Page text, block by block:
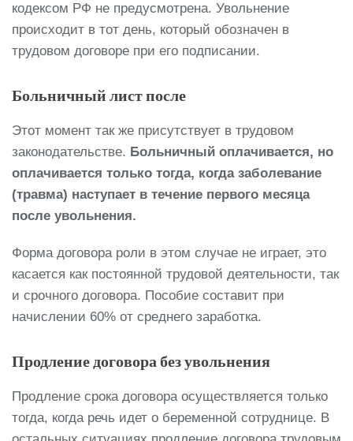
кодексом РФ не предусмотрена. Увольнение
происходит в тот день, который обозначен в
трудовом договоре при его подписании.
Больничный лист после
Этот момент так же присутствует в трудовом
законодательстве. Больничный оплачивается, но
оплачивается только тогда, когда заболевание
(травма) наступает в течение первого месяца
после увольнения.
Форма договора роли в этом случае не играет, это
касается как постоянной трудовой деятельности, так
и срочного договора. Пособие составит при
начислении 60% от среднего заработка.
Продление договора без увольнения
Продление срока договора осуществляется только
тогда, когда речь идет о беременной сотруднице. В